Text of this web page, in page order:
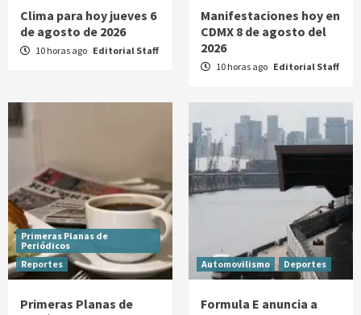
Clima para hoy jueves 6
de agosto de 2026
10 horas ago Editorial Staff
Manifestaciones hoy en
CDMX 8 de agosto del
2026
10 horas ago Editorial Staff
Primeras Planas de
Periódicos
Reportes
Primeras Planas de
Automovilismo Deportes
Formula E anuncia a